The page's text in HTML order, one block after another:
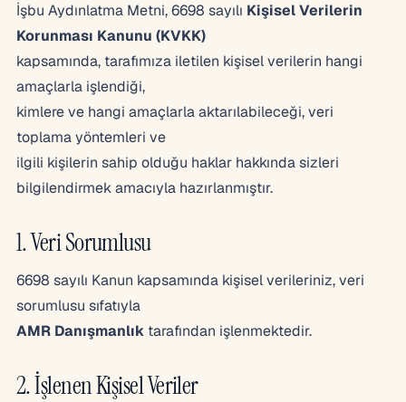
İşbu Aydınlatma Metni, 6698 sayılı Kişisel Verilerin
Korunması Kanunu (KVKK)
kapsamında, tarafımıza iletilen kişisel verilerin hangi
amaçlarla işlendiği,
kimlere ve hangi amaçlarla aktarılabileceği, veri
toplama yöntemleri ve
ilgili kişilerin sahip olduğu haklar hakkında sizleri
bilgilendirmek amacıyla hazırlanmıştır.
1. Veri Sorumlusu
6698 sayılı Kanun kapsamında kişisel verileriniz, veri
sorumlusu sıfatıyla
AMR Danışmanlık tarafından işlenmektedir.
2. İşlenen Kişisel Veriler